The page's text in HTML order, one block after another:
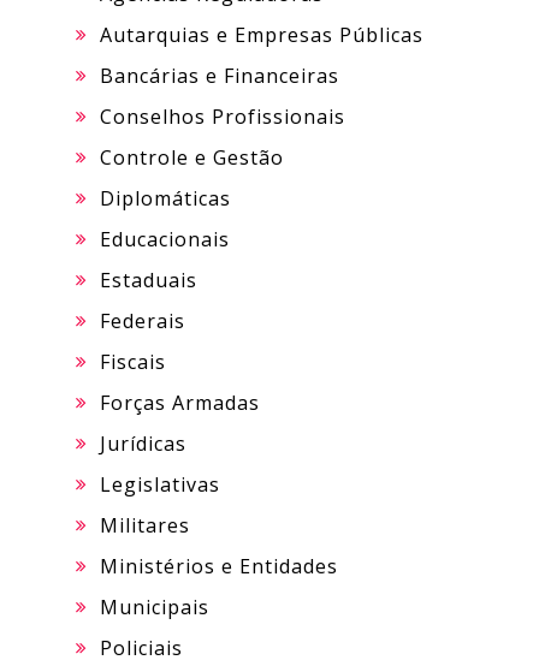
Autarquias e Empresas Públicas
Bancárias e Financeiras
Conselhos Profissionais
Controle e Gestão
Diplomáticas
Educacionais
Estaduais
Federais
Fiscais
Forças Armadas
Jurídicas
Legislativas
Militares
Ministérios e Entidades
Municipais
Policiais